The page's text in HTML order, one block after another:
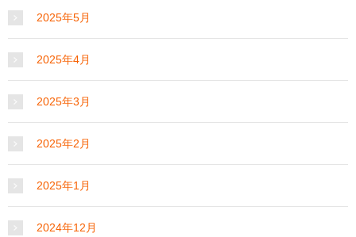
2025年5月
2025年4月
2025年3月
2025年2月
2025年1月
2024年12月